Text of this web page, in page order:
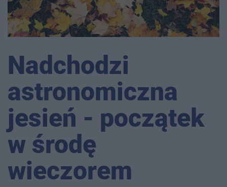
Nadchodzi
astronomiczna
jesień - początek
w środę
wieczorem